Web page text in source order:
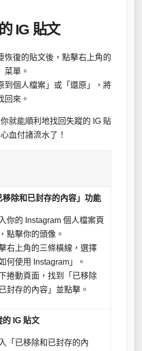
IG 貼文
恢復的貼文後，點擊右上角的
菜單。
到個人檔案」或「還原」，將
回來。
就能順利地找回失蹤的 IG 貼
血付諸流水了！
移除和已封存的內容」功能
你的 Instagram 個人檔案頁
點擊你的頭像。
右上角的三條橫線，選擇
如何使用 Instagram」。
捲動頁面，找到「已移除
封存的內容」並點擊。
的 IG 貼文
「已移除和已封存的內